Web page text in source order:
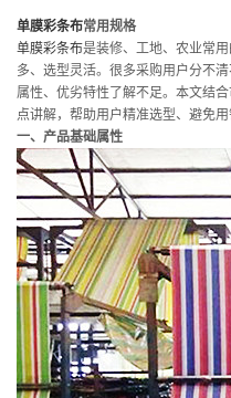
单膜彩条布常用规格
单膜彩条布是装修、工地、农业常
多、选型灵活。很多采购用户分不
属性、优劣特性了解不足。本文结
点讲解，帮助用户精准选型、避免用
一、产品基础属性